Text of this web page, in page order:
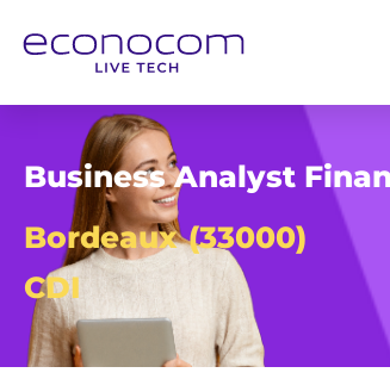
Business Analyst
Bordeaux (33000)
CDI